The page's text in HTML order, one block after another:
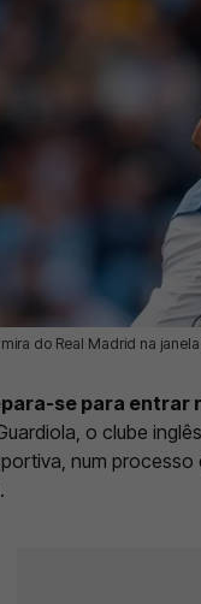
do Real Madrid na
se para entrar
o clube
num